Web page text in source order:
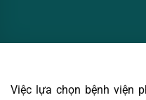
Việc lựa chọn bệnh viện